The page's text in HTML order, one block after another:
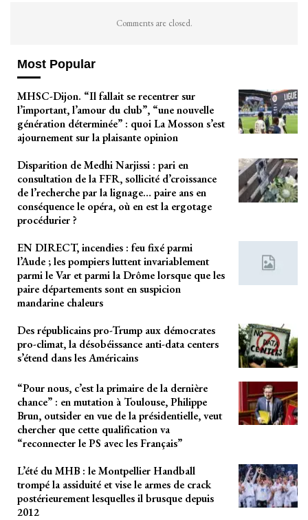
Comments are closed.
Most Popular
MHSC-Dijon. “Il fallait se recentrer sur
l’important, l’amour du club”, “une nouvelle
génération déterminée” : quoi La Mosson s’est
ajournement sur la plaisante opinion
Disparition de Medhi Narjissi : pari en
consultation de la FFR, sollicité d’croissance
de l’recherche par la lignage… paire ans en
conséquence le opéra, où en est la ergotage
procédurier ?
EN DIRECT, incendies : feu fixé parmi
l’Aude ; les pompiers luttent invariablement
parmi le Var et parmi la Drôme lorsque que les
paire départements sont en suspicion
mandarine chaleurs
Des républicains pro-Trump aux démocrates
pro-climat, la désobéissance anti-data centers
s’étend dans les Américains
“Pour nous, c’est la primaire de la dernière
chance” : en mutation à Toulouse, Philippe
Brun, outsider en vue de la présidentielle, veut
chercher que cette qualification va
“reconnecter le PS avec les Français”
L’été du MHB : le Montpellier Handball
trompé la assiduité et vise le armes de crack
postérieurement lesquelles il brusque depuis
2012